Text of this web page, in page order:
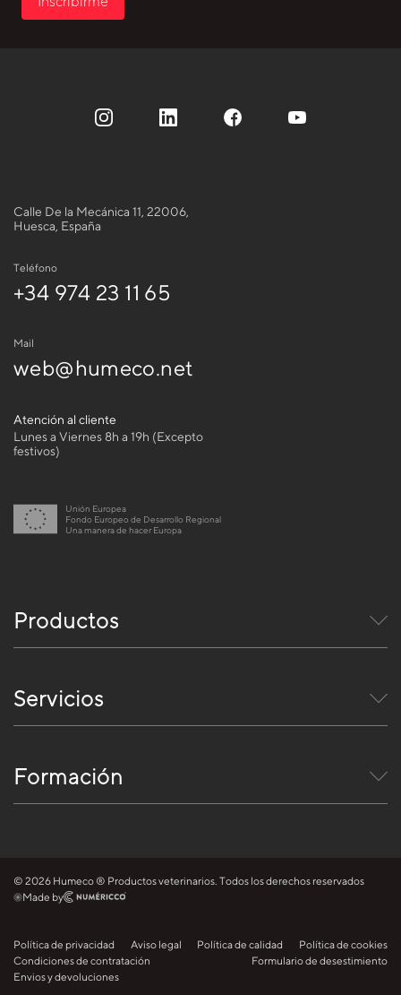
Calle De la Mecánica 11, 22006,
Huesca, España
Teléfono
+34 974 23 11 65
Mail
web@humeco.net
Atención al cliente
Lunes a Viernes 8h a 19h (Excepto
festivos)
Unión Europea
Fondo Europeo de Desarrollo Regional
Una manera de hacer Europa
Productos
Servicios
Formación
© 2026 Humeco ® Productos veterinarios. Todos los derechos reservados
Made by
Política de privacidad Aviso legal Política de calidad
Política de cookies
Condiciones de contratación
Formulario de desestimiento
Envios y devoluciones